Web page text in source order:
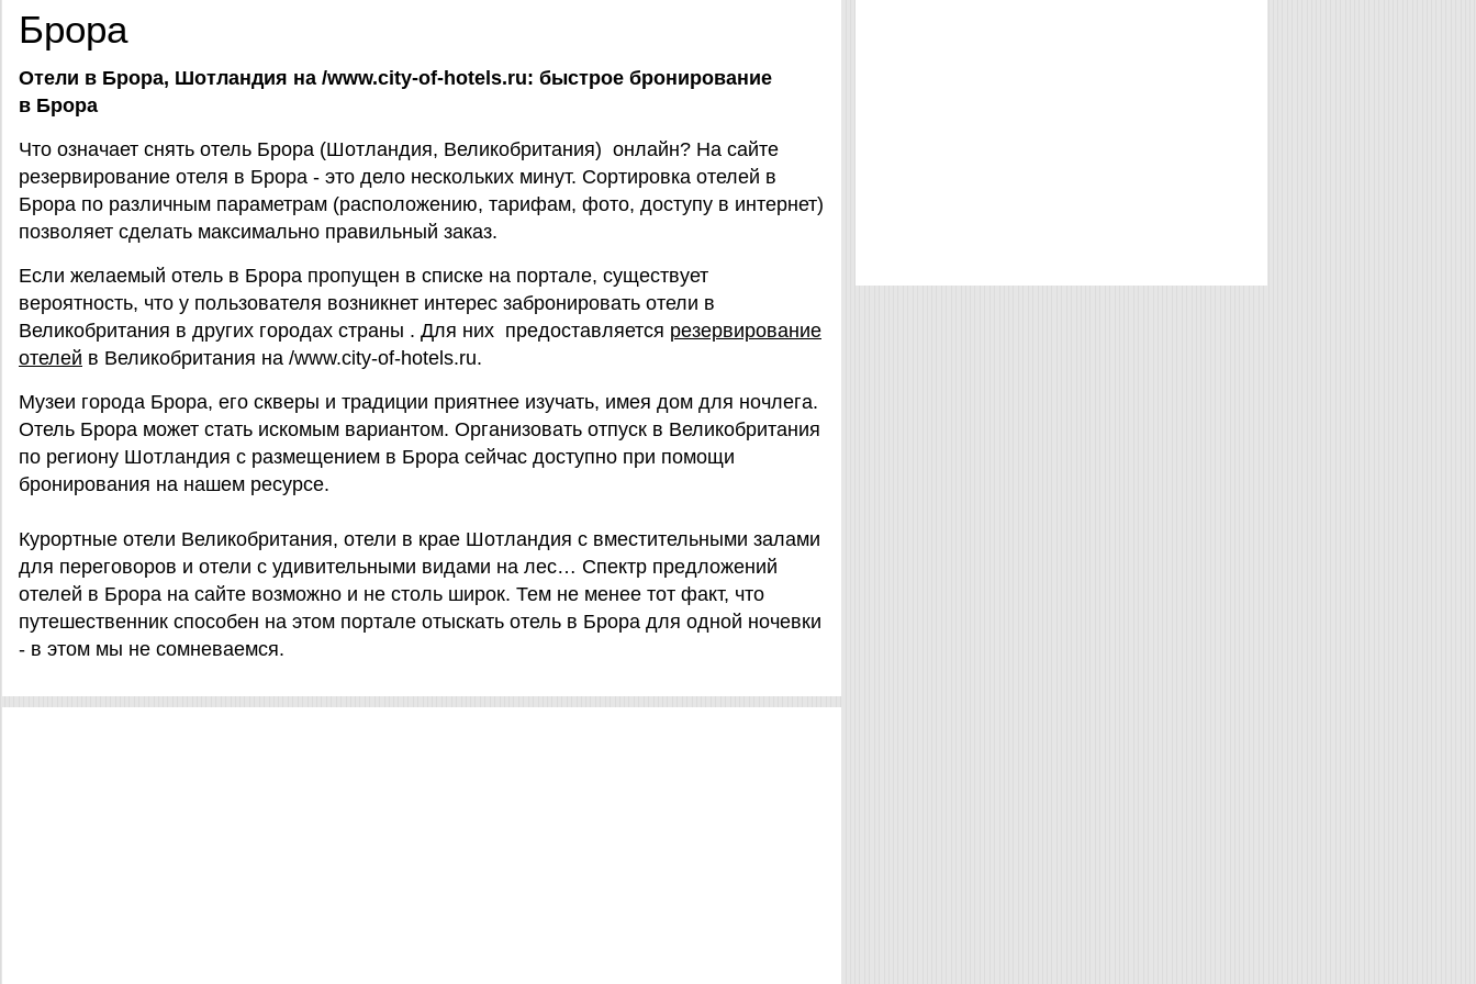
Брора
Отели в Брора, Шотландия на /www.city-of-hotels.ru: быстрое бронирование
в Брора
Что означает снять отель Брора (Шотландия, Великобритания) онлайн? На сайте
резервирование отеля в Брора - это дело нескольких минут. Сортировка отелей в
Брора по различным параметрам (расположению, тарифам, фото, доступу в интернет)
позволяет сделать максимально правильный заказ.
Если желаемый отель в Брора пропущен в списке на портале, существует
вероятность, что у пользователя возникнет интерес забронировать отели в
Великобритания в других городах страны . Для них предоставляется резервирование
отелей в Великобритания на /www.city-of-hotels.ru.
Музеи города Брора, его скверы и традиции приятнее изучать, имея дом для ночлега.
Отель Брора может стать искомым вариантом. Организовать отпуск в Великобритания
по региону Шотландия с размещением в Брора сейчас доступно при помощи
бронирования на нашем ресурсе.
Курортные отели Великобритания, отели в крае Шотландия с вместительными залами
для переговоров и отели с удивительными видами на лес… Спектр предложений
отелей в Брора на сайте возможно и не столь широк. Тем не менее тот факт, что
путешественник способен на этом портале отыскать отель в Брора для одной ночевки
- в этом мы не сомневаемся.